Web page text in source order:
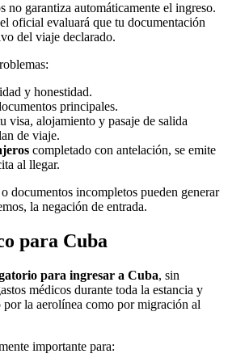
no garantiza automáticamente el ingreso.
oficial evaluará que tu documentación
del viaje declarado.
y honestidad.
principales.
visa, alojamiento y pasaje de salida
de viaje.
completado con antelación, se emite
al llegar.
documentos incompletos pueden generar
la negación de entrada.
para Cuba
para ingresar a Cuba, sin
médicos durante toda la estancia y
por la aerolínea como por migración al
importante para: